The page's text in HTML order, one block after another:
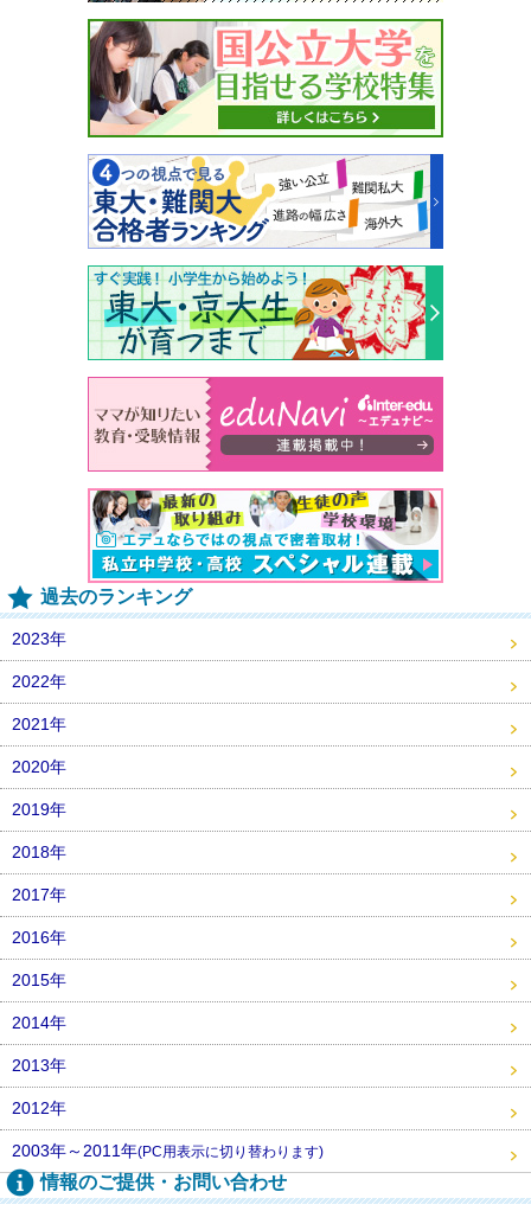
過去のランキング
2023年
2022年
2021年
2020年
2019年
2018年
2017年
2016年
2015年
2014年
2013年
2012年
2003年～2011年(PC用表示に切り替わります)
情報のご提供・お問い合わせ